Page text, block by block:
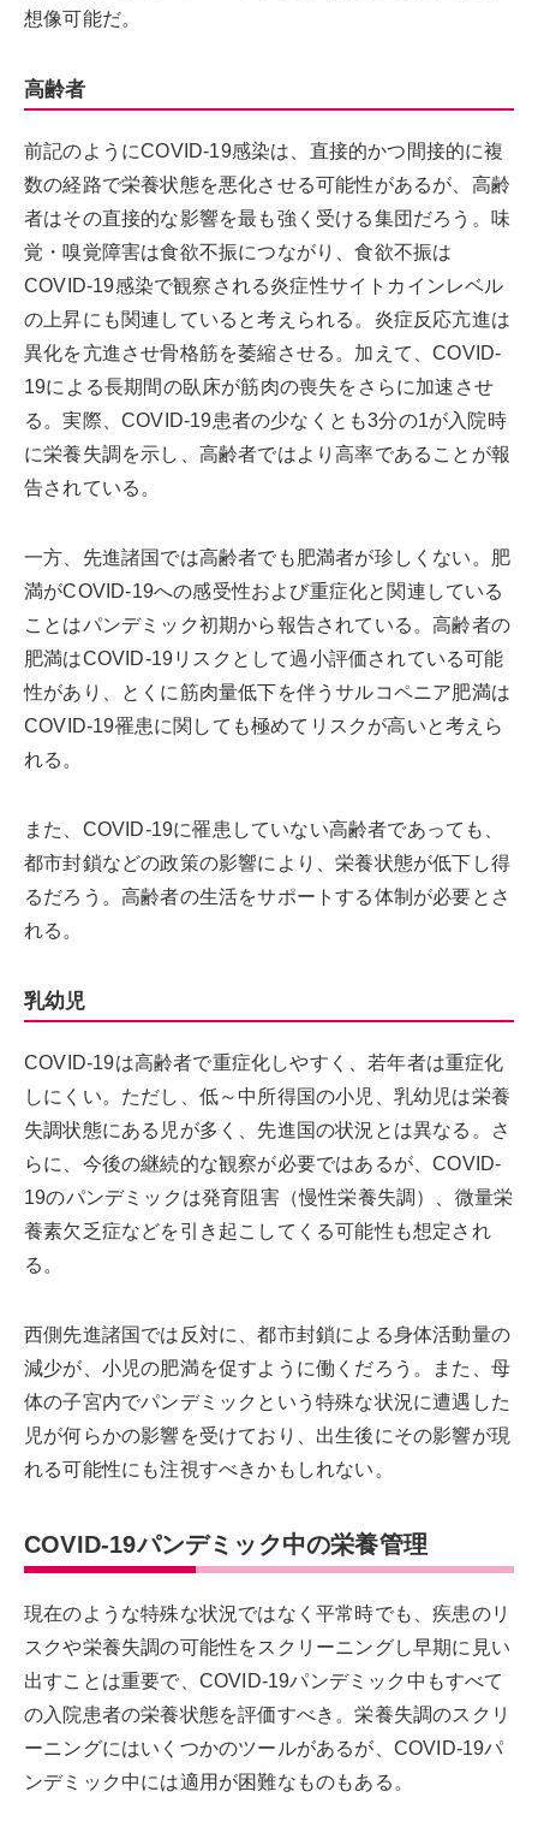
想像可能だ。
高齢者
前記のようにCOVID-19感染は、直接的かつ間接的に複
数の経路で栄養状態を悪化させる可能性があるが、高齢
者はその直接的な影響を最も強く受ける集団だろう。味
覚・嗅覚障害は食欲不振につながり、食欲不振は
COVID-19感染で観察される炎症性サイトカインレベル
の上昇にも関連していると考えられる。炎症反応亢進は
異化を亢進させ骨格筋を萎縮させる。加えて、COVID-
19による長期間の臥床が筋肉の喪失をさらに加速させ
る。実際、COVID-19患者の少なくとも3分の1が入院時
に栄養失調を示し、高齢者ではより高率であることが報
告されている。
一方、先進諸国では高齢者でも肥満者が珍しくない。肥
満がCOVID-19への感受性および重症化と関連している
ことはパンデミック初期から報告されている。高齢者の
肥満はCOVID-19リスクとして過小評価されている可能
性があり、とくに筋肉量低下を伴うサルコペニア肥満は
COVID-19罹患に関しても極めてリスクが高いと考えら
れる。
また、COVID-19に罹患していない高齢者であっても、
都市封鎖などの政策の影響により、栄養状態が低下し得
るだろう。高齢者の生活をサポートする体制が必要とさ
れる。
乳幼児
COVID-19は高齢者で重症化しやすく、若年者は重症化
しにくい。ただし、低～中所得国の小児、乳幼児は栄養
失調状態にある児が多く、先進国の状況とは異なる。さ
らに、今後の継続的な観察が必要ではあるが、COVID-
19のパンデミックは発育阻害（慢性栄養失調）、微量栄
養素欠乏症などを引き起こしてくる可能性も想定され
る。
西側先進諸国では反対に、都市封鎖による身体活動量の
減少が、小児の肥満を促すように働くだろう。また、母
体の子宮内でパンデミックという特殊な状況に遭遇した
児が何らかの影響を受けており、出生後にその影響が現
れる可能性にも注視すべきかもしれない。
COVID-19パンデミック中の栄養管理
現在のような特殊な状況ではなく平常時でも、疾患のリ
スクや栄養失調の可能性をスクリーニングし早期に見い
出すことは重要で、COVID-19パンデミック中もすべて
の入院患者の栄養状態を評価すべき。栄養失調のスクリ
ーニングにはいくつかのツールがあるが、COVID-19パ
ンデミック中には適用が困難なものもある。